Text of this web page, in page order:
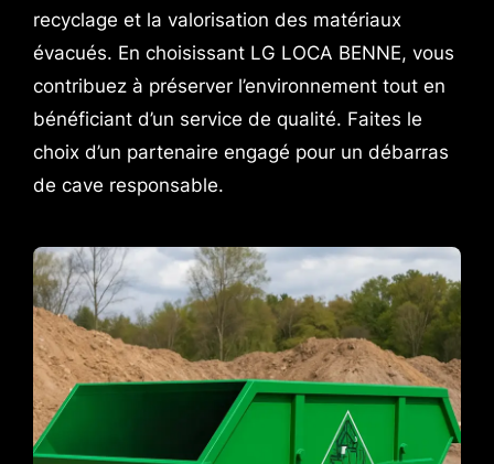
recyclage et la valorisation des matériaux
évacués. En choisissant LG LOCA BENNE, vous
contribuez à préserver l’environnement tout en
bénéficiant d’un service de qualité. Faites le
choix d’un partenaire engagé pour un débarras
de cave responsable.